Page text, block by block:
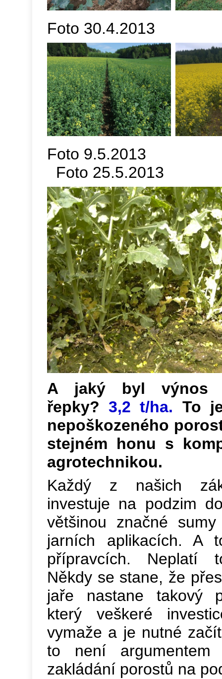
Foto 30.4.2013
Foto
Foto 25.5.2013
A jaký byl výnos
řepky?3,2 t/ha. To
nepoškozeného
stejném honu s
agrotechnikou.
Každý z našich
investuje na podzim
většinou značné
jarních aplikacích. A
přípravcích. Neplatí
Někdy se stane, že
jaře nastane takový
který veškeré
vymaže a je nutné
to není argumentem
zakládání porostů na